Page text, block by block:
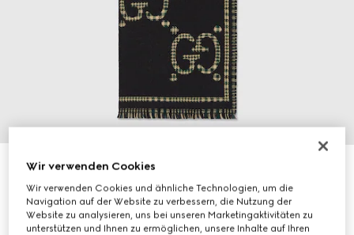
Schal aus karierter GG Wolle
€ 390
Variantenschwarz und mehrfarbig
Wir verwenden Cookies
Wir verwenden Cookies und ähnliche Technologien, um die
Navigation auf der Website zu verbessern, die Nutzung der
Website zu analysieren, uns bei unseren Marketingaktivitäten zu
unterstützen und Ihnen zu ermöglichen, unsere Inhalte auf Ihren